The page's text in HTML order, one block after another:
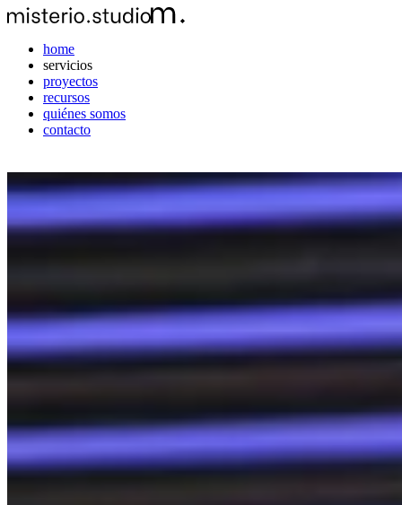
home
servicios
proyectos
recursos
quiénes somos
contacto